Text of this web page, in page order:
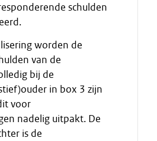
schulden
worden de
van de
bij de
in box 3 zijn
voor
nadelig uitpakt. De
is de